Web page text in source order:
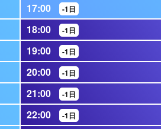
17:00 -1日
18:00 -1日
19:00 -1日
20:00 -1日
21:00 -1日
22:00 -1日